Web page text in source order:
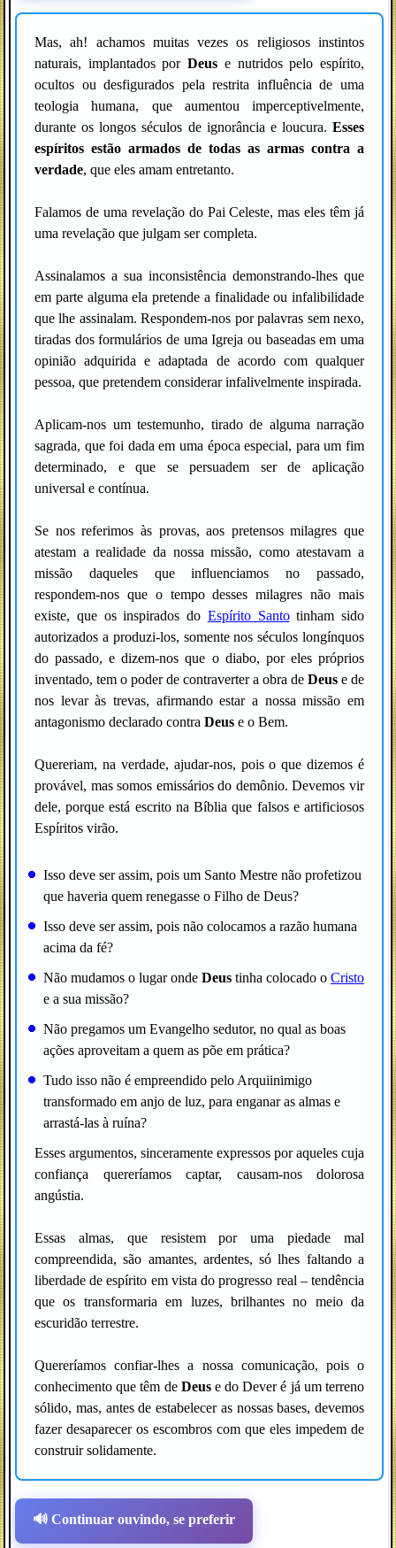
Mas, ah! achamos muitas vezes os religiosos instintos
naturais, implantados porDeus e nutridos pelo espírito,
ocultos ou desfigurados pela restrita influência de uma
teologia humana, que aumentou imperceptivelmente,
durante os longos séculos de ignorância e loucura. Esses
espíritos estão armados de todas as armas contra a
verdade, que eles amam entretanto.
Falamos de uma revelação do Pai Celeste, mas eles têm já
uma revelação que julgam ser completa.
Assinalamos a sua inconsistência demonstrando-lhes que
em parte alguma ela pretende a finalidade ou infalibilidade
que lhe assinalam. Respondem-nos por palavras sem nexo,
tiradas dos formulários de uma Igreja ou baseadas em uma
opinião adquirida e adaptada de acordo com qualquer
pessoa, que pretendem considerar infalivelmente inspirada.
Aplicam-nos um testemunho, tirado de alguma narração
sagrada, que foi dada em uma época especial, para um fim
determinado, e que se persuadem ser de aplicação
universal e contínua.
Se nos referimos às provas, aos pretensos milagres que
atestam a realidade da nossa missão, como atestavam a
missão daqueles que influenciamos no passado,
respondem-nos que o tempo desses milagres não mais
existe, que os inspirados do Espírito Santotinham sido
autorizados a produzi-los, somente nos séculos longínquos
do passado, e dizem-nos que o diabo, por eles próprios
inventado, tem o poder de contraverter a obra de Deus e de
nos levar às trevas, afirmando estar a nossa missão em
antagonismo declarado contra Deus e o Bem.
Quereriam, na verdade, ajudar-nos, pois o que dizemos é
provável, mas somos emissários do demônio. Devemos vir
dele, porque está escrito na Bíblia que falsos e artificiosos
Espíritos virão.
Isso deve ser assim, pois um Santo Mestre não profetizou
que haveria quem renegasse o Filho de Deus?
Isso deve ser assim, pois não colocamos a razão humana
acima da fé?
Não mudamos o lugar onde Deus tinha colocado o Cristo
e a sua missão?
Não pregamos um Evangelho sedutor, no qual as boas
ações aproveitam a quem as põe em prática?
Tudo isso não é empreendido pelo Arquiinimigo
transformado em anjo de luz, para enganar as almas e
arrastá-las à ruína?
Esses argumentos, sinceramente expressos por aqueles cuja
confiança quereríamos captar, causam-nos dolorosa
angústia.
Essas almas, que resistem por uma piedade mal
compreendida, são amantes, ardentes, só lhes faltando a
liberdade de espírito em vista do progresso real – tendência
que os transformaria em luzes, brilhantes no meio da
escuridão terrestre.
Quereríamos confiar-lhes a nossa comunicação, pois o
conhecimento que têm de Deuse do Dever é já um terreno
sólido, mas, antes de estabelecer as nossas bases, devemos
fazer desaparecer os escombros com que eles impedem de
construir solidamente.
🔊 Continuar ouvindo, se preferir